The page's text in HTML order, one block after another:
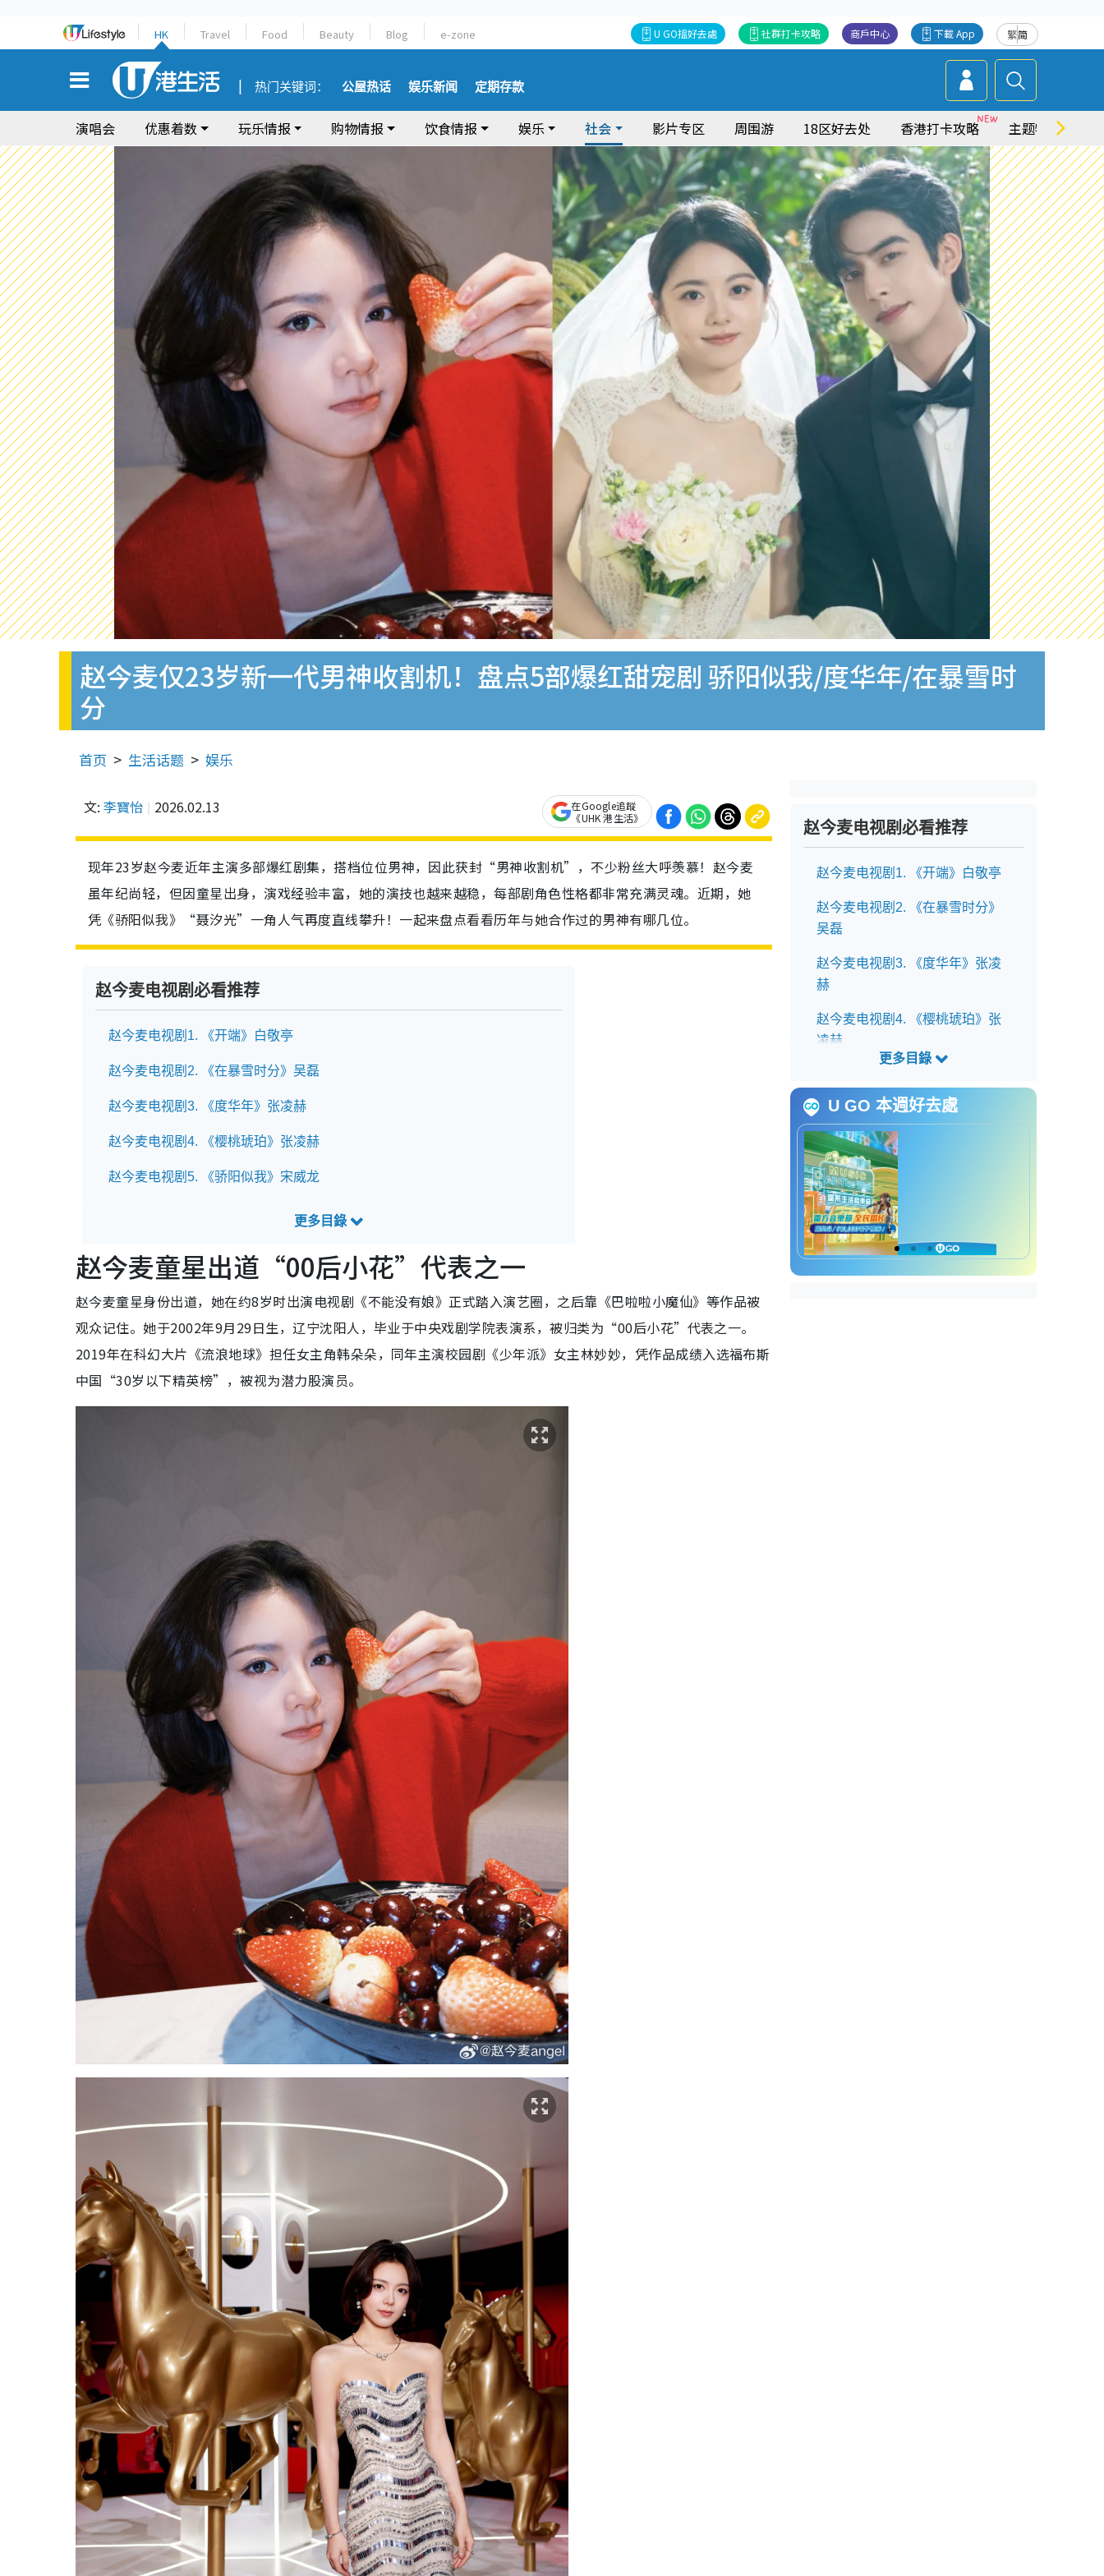
HK Travel Food Beauty Blog e-zone 繁简
下載 App
商戶中心
社群打卡攻略
U GO搵好去處
热门关键词： 公屋热话 娱乐新闻 定期存款
演唱会 优惠着数 玩乐情报 购物情报 饮食情报 娱乐 社会 影片专区 周围游 18区好去处 香港打卡攻略 主题特集
赵今麦仅23岁新一代男神收割机！盘点5部爆红甜宠剧 骄阳似我/度华年/在暴雪时
分
首页 生活话题 娱乐
文: 李寶怡 2026.02.13
在Google追蹤
《UHK 港生活》
现年23岁赵今麦近年主演多部爆红剧集，搭档位位男神，因此获封“男神收割机”，不少粉丝大呼羡慕！赵今麦
虽年纪尚轻，但因童星出身，演戏经验丰富，她的演技也越来越稳，每部剧角色性格都非常充满灵魂。近期，她
凭《骄阳似我》“聂汐光”一角人气再度直线攀升！一起来盘点看看历年与她合作过的男神有哪几位。
赵今麦电视剧必看推荐
赵今麦电视剧1. 《开端》白敬亭
赵今麦电视剧2. 《在暴雪时分》吴磊
赵今麦电视剧3. 《度华年》张凌赫
赵今麦电视剧4. 《樱桃琥珀》张凌赫
赵今麦电视剧5. 《骄阳似我》宋威龙
赵今麦童星出道“00后小花”代表之一
赵今麦童星身份出道，她在约8岁时出演电视剧《不能没有娘》正式踏入演艺圈，之后靠《巴啦啦小魔仙》等作品被
观众记住。她于2002年9月29日生，辽宁沈阳人，毕业于中央戏剧学院表演系，被归类为“00后小花”代表之一。
2019年在科幻大片《流浪地球》担任女主角韩朵朵，同年主演校园剧《少年派》女主林妙妙，凭作品成绩入选福布斯
中国“30岁以下精英榜”，被视为潜力股演员。
赵今麦电视剧必看推荐
赵今麦电视剧1. 《开端》白敬亭
赵今麦电视剧2. 《在暴雪时分》
吴磊
赵今麦电视剧3. 《度华年》张凌
赫
赵今麦电视剧4. 《樱桃琥珀》张
凌赫
U GO 本週好去處